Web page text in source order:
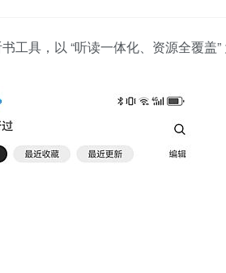
具，以 “听读一体化、资源全覆盖”